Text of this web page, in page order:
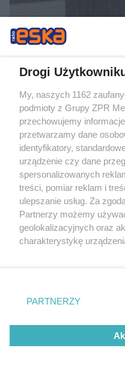
Hiszpański
toaletę.
osady
Drogi
My, naszych 1162
podmioty z Grupy ZPR
przechowujemy
przetwarzamy dane
identyfikatory,
urządzenie czy dane
spersonalizowanych
treści, pomiar reklam i
ulepszanie usług. Za
Partnerzy możemy
geolokalizacyjnych oraz
charakterystykę
zmienić/wycofać klikając
znajdujący się w lewym
rodzaje przetwarzania
użytkownika, ale masz
przetwarzaniu.
PARTNERZY